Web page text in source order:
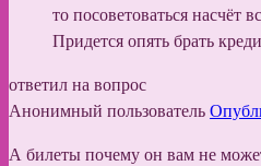
то посоветоваться насчёт
Придется опять брать
ответил на вопрос
Анонимный пользователь
А билеты почему он вам не